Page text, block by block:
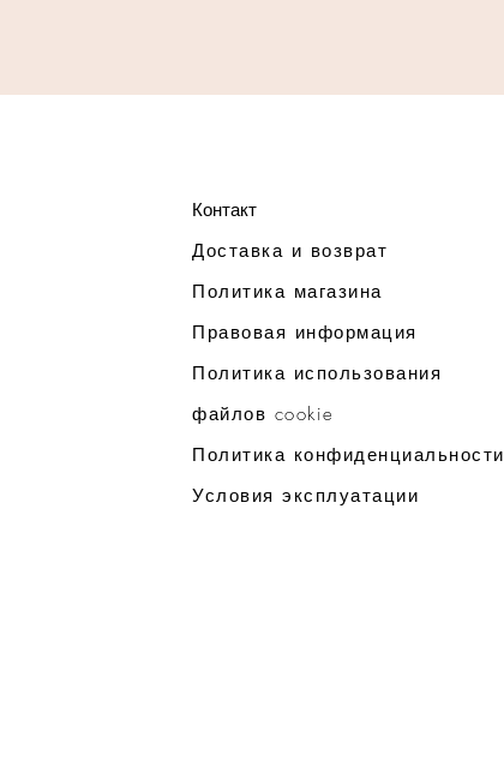
Контакт
Доставка и возврат
Политика магазина
Правовая информация
Политика использования
файлов cookie
Политика конфиденциальности
Условия эксплуатации